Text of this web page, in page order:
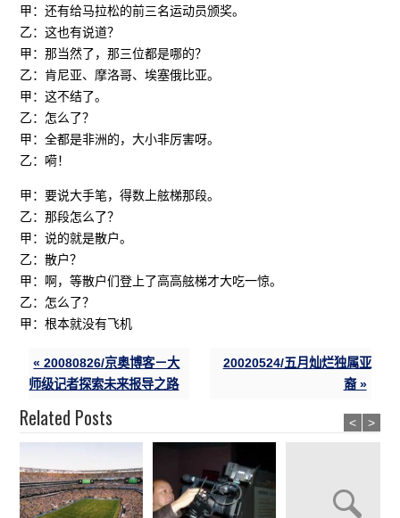
甲：还有给马拉松的前三名运动员颁奖。
乙：这也有说道？
甲：那当然了，那三位都是哪的？
乙：肯尼亚、摩洛哥、埃塞俄比亚。
甲：这不结了。
乙：怎么了？
甲：全都是非洲的，大小非厉害呀。
乙：嗬！
甲：要说大手笔，得数上舷梯那段。
乙：那段怎么了？
甲：说的就是散户。
乙：散户？
甲：啊，等散户们登上了高高舷梯才大吃一惊。
乙：怎么了？
甲：根本就没有飞机
« 20080826/京奥博客－大
师级记者探索未来报导之路
20020524/五月灿烂独属亚
裔 »
Related Posts < >